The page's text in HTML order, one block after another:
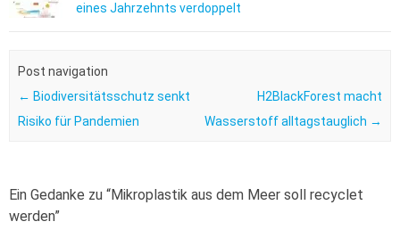
eines Jahrzehnts verdoppelt
Post navigation
← Biodiversitätsschutz senkt
Risiko für Pandemien
H2BlackForest macht
Wasserstoff alltagstauglich →
Ein Gedanke zu “Mikroplastik aus dem Meer soll recyclet
werden”